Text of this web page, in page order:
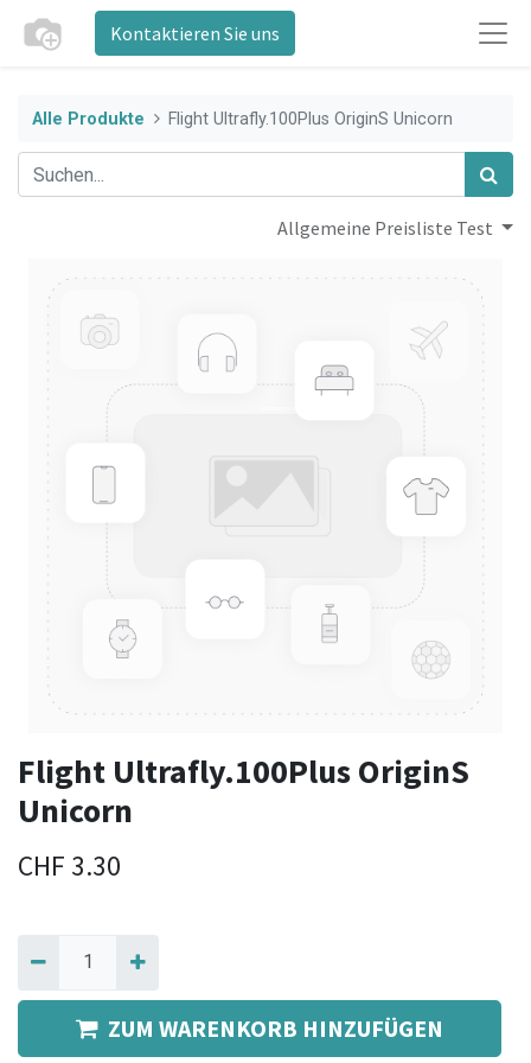
Kontaktieren Sie uns
Alle Produkte Flight Ultrafly.100Plus OriginS Unicorn
Allgemeine Preisliste Test
Flight Ultrafly.100Plus OriginS
Unicorn
CHF 3.30
ZUM WARENKORB HINZUFÜGEN